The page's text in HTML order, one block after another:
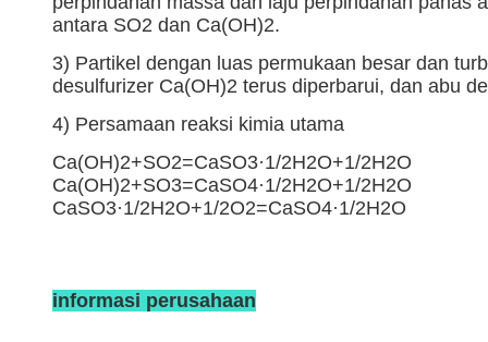
antara SO2 dan Ca(OH)2.
3) Partikel dengan luas permukaan besar dan
desulfurizer Ca(OH)2 terus diperbarui, dan abu
4) Persamaan reaksi kimia utama
Ca(OH)2+SO2=CaSO3·1/2H2O+1/2H2O
Ca(OH)2+SO3=CaSO4·1/2H2O+1/2H2O
CaSO3·1/2H2O+1/2O2=CaSO4·1/2H2O
informasi perusahaan